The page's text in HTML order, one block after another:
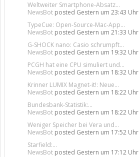
Weltweiter Smartphone-Absatz...
NewsBot posted Gestern um 23:43 Uhr
TypeCue: Open-Source-Mac-App...
NewsBot posted Gestern um 21:33 Uhr
G-SHOCK nano: Casio schrumpft...
NewsBot posted Gestern um 19:32 Uhr
PCGH hat eine CPU simuliert und...
NewsBot posted Gestern um 18:32 Uhr
Krinner LUMIX Magnet-it!: Neue...
NewsBot posted Gestern um 18:22 Uhr
Bundesbank-Statistik:...
NewsBot posted Gestern um 18:22 Uhr
Weniger Speicher bei Vera und...
NewsBot posted Gestern um 17:52 Uhr
Starfield:...
NewsBot posted Gestern um 17:12 Uhr